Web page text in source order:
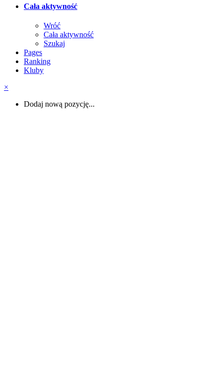
Cała aktywność
Wróć
Cała aktywność
Szukaj
Pages
Ranking
Kluby
×
Dodaj nową pozycję...